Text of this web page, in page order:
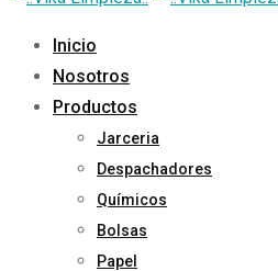
Inicio
Nosotros
Productos
Jarceria
Despachadores
Químicos
Bolsas
Papel